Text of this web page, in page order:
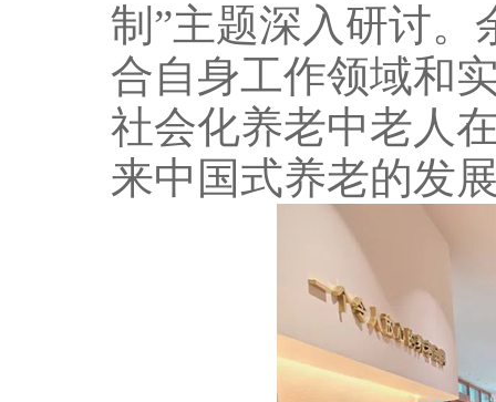
制”主题深入研讨
合自身工作领域和
社会化养老中老人
来中国式养老的发